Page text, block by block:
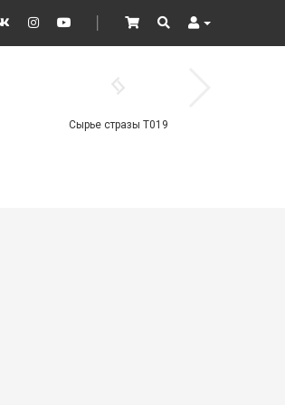
Instagram Cart SearchUser
Сырье стразы Т019